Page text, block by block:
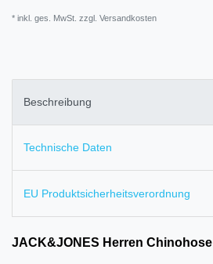
* inkl. ges. MwSt. zzgl. Versandkosten
Beschreibung
Technische Daten
EU Produktsicherheitsverordnung
JACK&JONES Herren Chinohose